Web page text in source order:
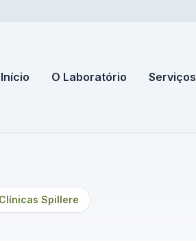
Início O Laboratório Serviços
Spillere